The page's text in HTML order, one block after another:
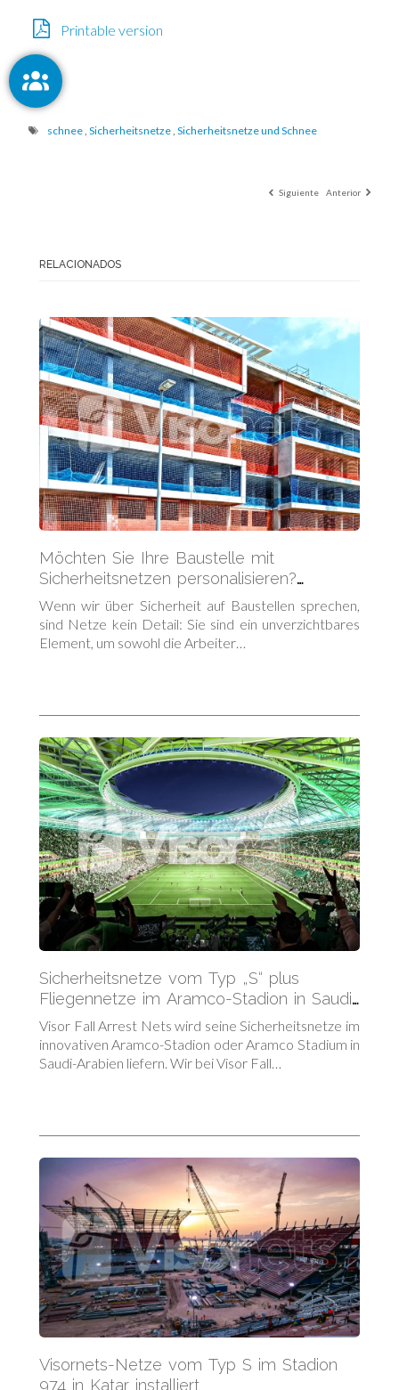
Printable version
schnee, Sicherheitsnetze, Sicherheitsnetze und Schnee
Siguiente Anterior
RELACIONADOS
Möchten Sie Ihre Baustelle mit
Sicherheitsnetzen personalisieren?
Entdecken Sie alle verfügbaren Farben
Wenn wir über Sicherheit auf Baustellen sprechen,
sind Netze kein Detail: Sie sind ein unverzichtbares
Element, um sowohl die Arbeiter…
Sicherheitsnetze vom Typ „S“ plus
Fliegennetze im Aramco-Stadion in Saudi-
Arabien
Visor Fall Arrest Nets wird seine Sicherheitsnetze im
innovativen Aramco-Stadion oder Aramco Stadium in
Saudi-Arabien liefern. Wir bei Visor Fall…
Visornets-Netze vom Typ S im Stadion
974 in Katar installiert